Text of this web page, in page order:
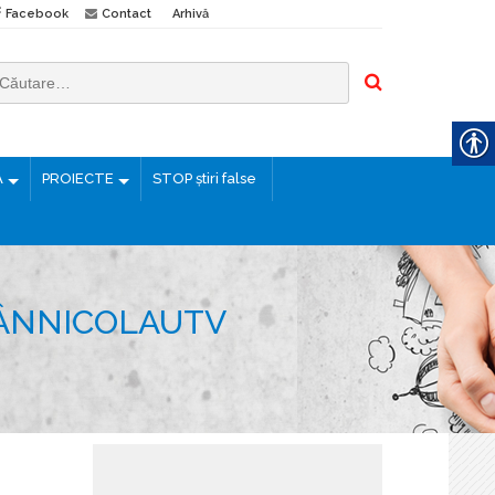
Facebook Contact Arhivă
PROIECTE STOP știri false